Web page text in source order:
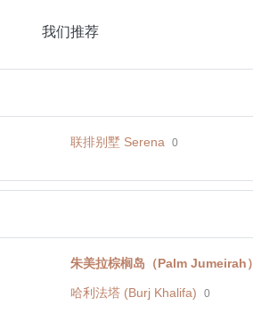
我们推荐
联排别墅 Serena 0
朱美拉棕榈岛（Palm Jumeirah）
哈利法塔 (Burj Khalifa) 0